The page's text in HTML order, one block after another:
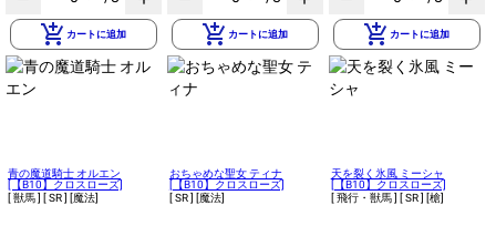
add_shopping_cart カートに追加 add_shopping_cart カートに追加 add_shopping_cart カートに追加
青の魔道騎士 オルエン
[【B10】クロスローズ]
[ 獣馬 ] [ SR ] [魔法]
おちゃめな聖女 ティナ
[【B10】クロスローズ]
[ SR ] [魔法]
天を裂く氷風 ミーシャ
[【B10】クロスローズ]
[ 飛行・獣馬 ] [ SR ] [槍]